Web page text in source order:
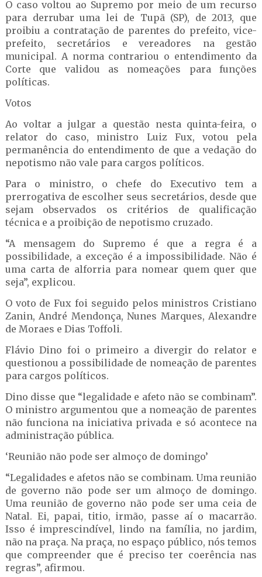
O caso voltou ao Supremo por meio de um recurso
para derrubar uma lei de Tupã (SP), de 2013, que
proibiu a contratação de parentes do prefeito, vice-
prefeito, secretários e vereadores na gestão
municipal. A norma contrariou o entendimento da
Corte que validou as nomeações para funções
políticas.
Votos
Ao voltar a julgar a questão nesta quinta-feira, o
relator do caso, ministro Luiz Fux, votou pela
permanência do entendimento de que a vedação do
nepotismo não vale para cargos políticos.
Para o ministro, o chefe do Executivo tem a
prerrogativa de escolher seus secretários, desde que
sejam observados os critérios de qualificação
técnica e a proibição de nepotismo cruzado.
“A mensagem do Supremo é que a regra é a
possibilidade, a exceção é a impossibilidade. Não é
uma carta de alforria para nomear quem quer que
seja”, explicou.
O voto de Fux foi seguido pelos ministros Cristiano
Zanin, André Mendonça, Nunes Marques, Alexandre
de Moraes e Dias Toffoli.
Flávio Dino foi o primeiro a divergir do relator e
questionou a possibilidade de nomeação de parentes
para cargos políticos.
Dino disse que “legalidade e afeto não se combinam”.
O ministro argumentou que a nomeação de parentes
não funciona na iniciativa privada e só acontece na
administração pública.
‘Reunião não pode ser almoço de domingo’
“Legalidades e afetos não se combinam. Uma reunião
de governo não pode ser um almoço de domingo.
Uma reunião de governo não pode ser uma ceia de
Natal. Ei, papai, titio, irmão, passe aí o macarrão.
Isso é imprescindível, lindo na família, no jardim,
não na praça. Na praça, no espaço público, nós temos
que compreender que é preciso ter coerência nas
regras”, afirmou.